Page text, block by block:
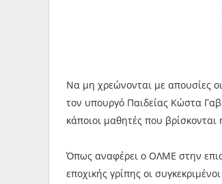
Να μη χρεώνονται με απουσίες
τον υπουργό Παιδείας Κώστα
κάποιοι μαθητές που
Όπως αναφέρει ο ΟΛΜΕ στην
εποχικής γρίπης οι